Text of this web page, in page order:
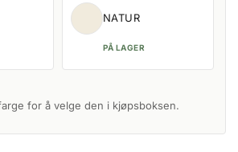
NATUR
PÅ LAGER
for å velge den i kjøpsboksen.